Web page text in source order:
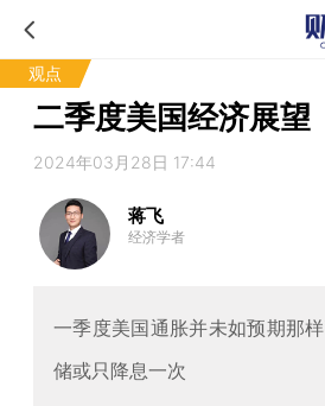
观点
二季度美国经济展望
2024年03月28日 17:44
蒋飞
经济学者
一季度美国通胀并未如预期那
储或只降息一次